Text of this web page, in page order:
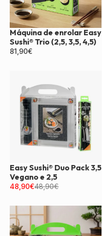
Máquina de enrolar Easy
Sushi® Trio (2,5, 3,5, 4,5)
81,90€
Easy Sushi® Duo Pack 3,5
Vegano e 2,5
48,90€48,90€